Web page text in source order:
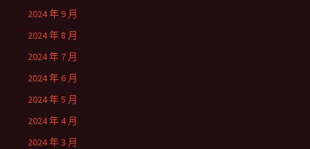
2024 年 9 月
2024 年 8 月
2024 年 7 月
2024 年 6 月
2024 年 5 月
2024 年 4 月
2024 年 3 月